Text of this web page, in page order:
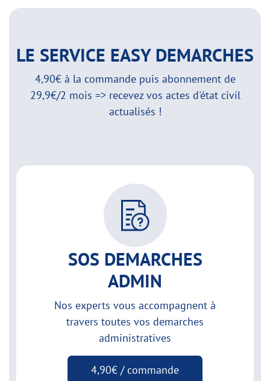
LE SERVICE EASY DEMARCHES
4,90€ à la commande puis abonnement de
29,9€/2 mois => recevez vos actes d'état civil
actualisés !
SOS DEMARCHES
ADMIN
Nos experts vous accompagnent à
travers toutes vos demarches
administratives
4,90€ / commande